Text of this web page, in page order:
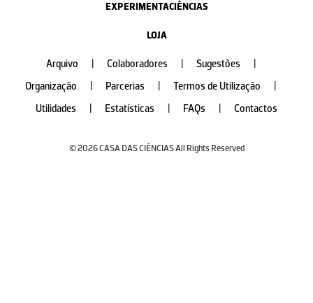
EXPERIMENTACIÊNCIAS
LOJA
Arquivo Colaboradores Sugestões
Organização
Parcerias Termos de Utilização
Utilidades
Estatísticas FAQs Contactos
© 2026 CASA DAS CIÊNCIAS All Rights Reserved